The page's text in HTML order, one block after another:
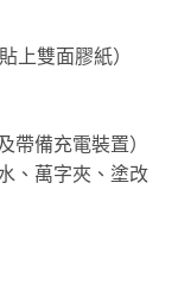
上雙面膠紙）
帶備充電裝置）
、萬字夾、塗改